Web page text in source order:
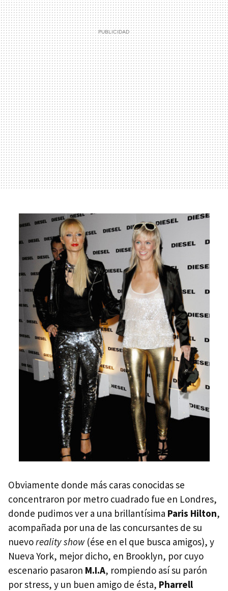
Obviamente donde más caras conocidas se
concentraron por metro cuadrado fue en Londres,
donde pudimos ver a una brillantísima Paris Hilton,
acompañada por una de las concursantes de su
nuevoreality show(ése en el que busca amigos), y
Nueva York, mejor dicho, en Brooklyn, por cuyo
escenario pasaron M.I.A, rompiendo así su parón
por stress, y un buen amigo de ésta, Pharrell